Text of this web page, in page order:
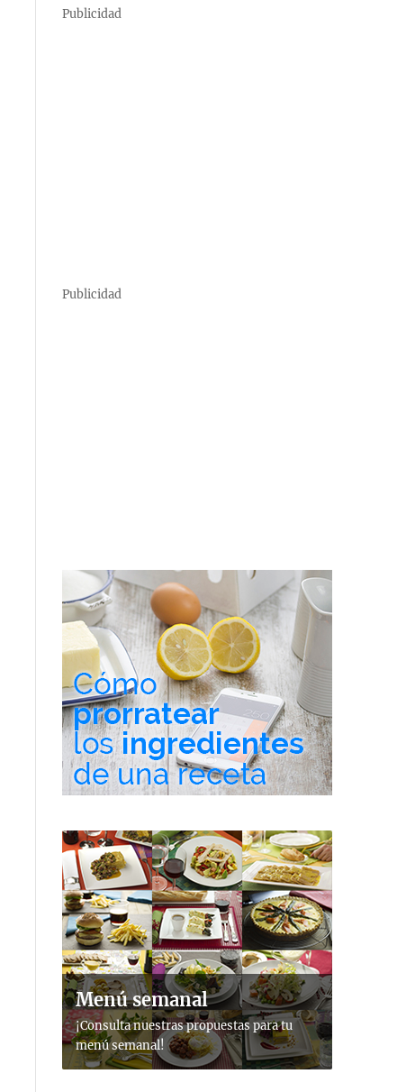
Publicidad
Publicidad
Menú semanal
¡Consulta nuestras propuestas para tu
menú semanal!